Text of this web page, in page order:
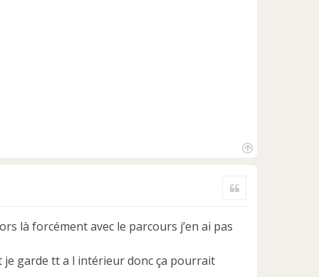
là forcément avec le parcours j’en ai pas
je garde tt a l intérieur donc ça pourrait